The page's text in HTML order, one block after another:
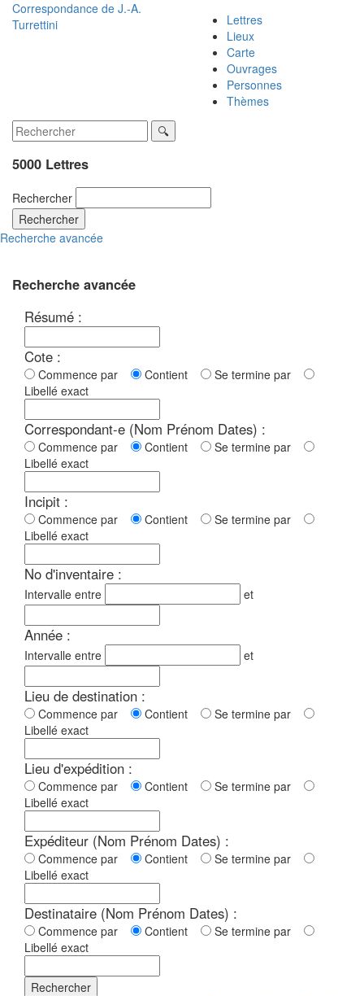
Correspondance de J.-A.
Turrettini
Lettres
Lieux
Carte
Ouvrages
Personnes
Thèmes
5000 Lettres
Rechercher
Rechercher
Recherche avancée
Recherche avancée
Résumé :
Cote :
Commence par Contient
Se termine par
Libellé exact
Correspondant-e (Nom Prénom Dates) :
Commence par Contient
Se termine par
Libellé exact
Incipit :
Commence par Contient
Se termine par
Libellé exact
No d'inventaire :
Intervalle entre et
Année :
Intervalle entre et
Lieu de destination :
Commence par Contient
Se termine par
Libellé exact
Lieu d'expédition :
Commence par Contient
Se termine par
Libellé exact
Expéditeur (Nom Prénom Dates) :
Commence par Contient
Se termine par
Libellé exact
Destinataire (Nom Prénom Dates) :
Commence par Contient
Se termine par
Libellé exact
Rechercher